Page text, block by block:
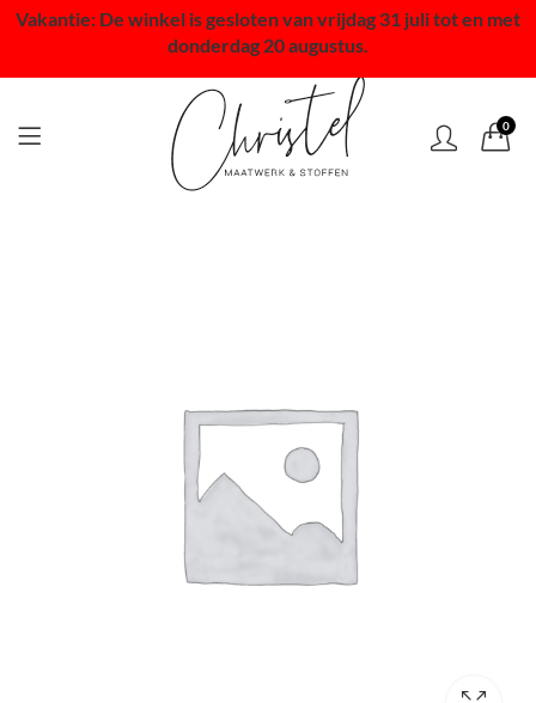
Vakantie: De winkel is gesloten van vrijdag 31 juli tot en met
donderdag 20 augustus.
0